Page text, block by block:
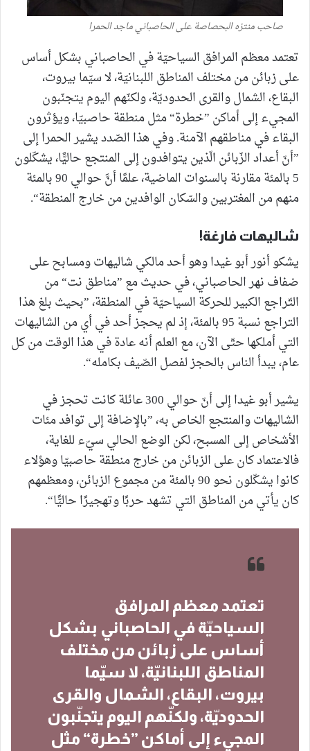
صاحب منتزه البحصاصة على الحاصباني ماجد الحمرا
تعتمد معظم المرافق السياحيّة في الحاصباني بشكل أساس
على زبائن من مختلف المناطق اللبنانيّة، لا سيّما بيروت،
البقاع، الشمال والقرى الحدوديّة، ولكنّهم اليوم يتجنّبون
المجيء إلى أماكن ”خطرة“ مثل منطقة حاصبيّا، ويؤثرون
البقاء في مناطقهم الآمنة. وفي هذا الصّدد يشير الحمرا إلى
”أنّ أعداد الزّبائن الّذين يتوافدون إلى المنتجع حاليًّا، يشكّلون
5 بالمئة مقارنة بالسنوات الماضية، علمًا أنَّ حوالي 90 بالمئة
منهم من المغتربين والسّكان الوافدين من خارج المنطقة“.
شاليهات فارغة!
يشكو أنور أبو غيدا وهو أحد مالكي شاليهات ومسابح على
ضفاف نهر الحاصباني، في حديث مع ”مناطق نت“ من
التّراجع الكبير للحركة السياحيّة في المنطقة، ”بحيث بلغ هذا
التراجع نسبة 95 بالمئة، إذ لم يحجز أحد في أي من الشاليهات
التي أملكها حتّى الآن، مع العلم أنه عادة في هذا الوقت من كل
عام، يبدأ الناس بالحجز لفصل الصّيف بكامله“.
يشير أبو غيدا إلى أنّ حوالي 300 عائلة كانت تحجز في
الشاليهات والمنتجع الخاص به، ”بالإضافة إلى توافد مئات
الأشخاص إلى المسبح، لكن الوضع الحالي سيّء للغاية،
فالاعتماد كان على الزبائن من خارج منطقة حاصبيّا وهؤلاء
كانوا يشكّلون نحو 90 بالمئة من مجموع الزبائن، ومعظمهم
كان يأتي من المناطق التي تشهد حربًا وتهجيرًا حاليًّا“.
تعتمد معظم المرافق
السياحيّة في الحاصباني بشكل
أساس على زبائن من مختلف
المناطق اللبنانيّة، لا سيّما
بيروت، البقاع، الشمال والقرى
الحدوديّة، ولكنّهم اليوم يتجنّبون
المجيء إلى أماكن ”خطرة“ مثل